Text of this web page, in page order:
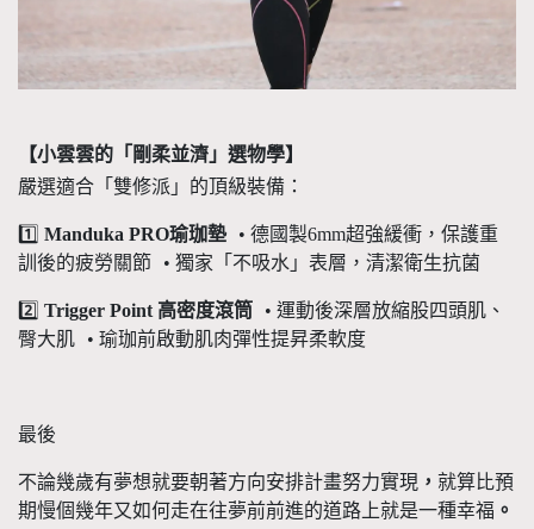
【小雲雲的「剛柔並濟」選物學】
嚴選適合「雙修派」的頂級裝備：
1️⃣ Manduka PRO瑜珈墊 • 德國製6mm超強緩衝，保護重
訓後的疲勞關節 • 獨家「不吸水」表層，清潔衛生抗菌
2️⃣ Trigger Point 高密度滾筒 • 運動後深層放縮股四頭肌、
臀大肌 • 瑜珈前啟動肌肉彈性提昇柔軟度
最後
不論幾歲有夢想就要朝著方向安排計畫努力實現 ， 就算比預
期慢個幾年又如何走在往夢前前進的道路上就是一種幸福 。